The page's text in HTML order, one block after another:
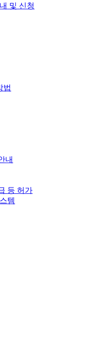
및 신청
법
내
등 허가
템